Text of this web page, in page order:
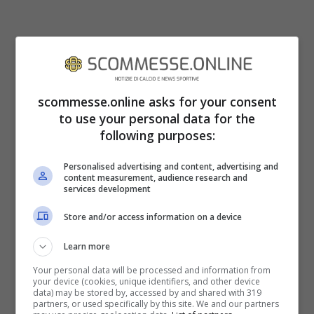
A centrocampo, è stato detto, l’allenatore
dei bianconeri vorrebbe soprattutto nomi di
calciatori già importanti e soprattutto di
qualità. In estate sembrava che i
scommesse.online asks for your consent
to use your personal data for the
following purposes:
Personalised advertising and content, advertising and
content measurement, audience research and
services development
Store and/or access information on a device
Learn more
Your personal data will be processed and information from
your device (cookies, unique identifiers, and other device
data) may be stored by, accessed by and shared with 319
partners, or used specifically by this site. We and our partners